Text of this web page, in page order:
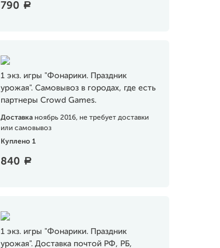
790 a
1 экз. игры "Фонарики. Праздник
урожая". Самовывоз в городах, где есть
партнеры Crowd Games.
Доставка ноябрь 2016, не требует доставки
или самовывоз
Куплено 1
840 a
1 экз. игры "Фонарики. Праздник
урожая". Доставка почтой РФ, РБ,